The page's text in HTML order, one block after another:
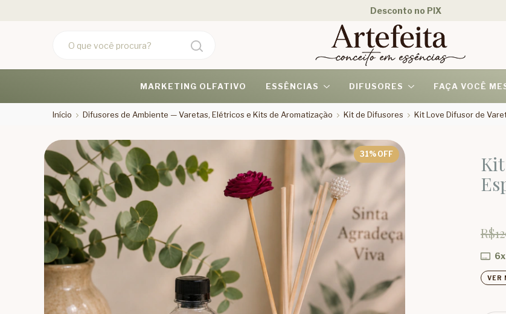
Desconto no PIX
MARKETING OLFATIVO ESSÊNCIAS DIFUSORES FAÇA VOCÊ
Início Difusores de Ambiente — Varetas, Elétricos e Kits de Aromatização Kit de Difusores Kit Love Difusor de
31% OFF
6
VER